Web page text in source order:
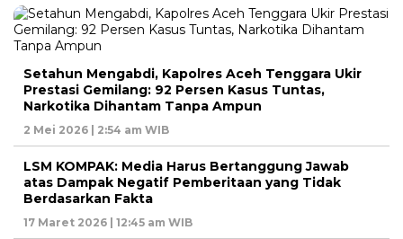
Setahun Mengabdi, Kapolres Aceh Tenggara Ukir
Prestasi Gemilang: 92 Persen Kasus Tuntas,
Narkotika Dihantam Tanpa Ampun
2 Mei 2026 | 2:54 am WIB
LSM KOMPAK: Media Harus Bertanggung Jawab
atas Dampak Negatif Pemberitaan yang Tidak
Berdasarkan Fakta
17 Maret 2026 | 12:45 am WIB